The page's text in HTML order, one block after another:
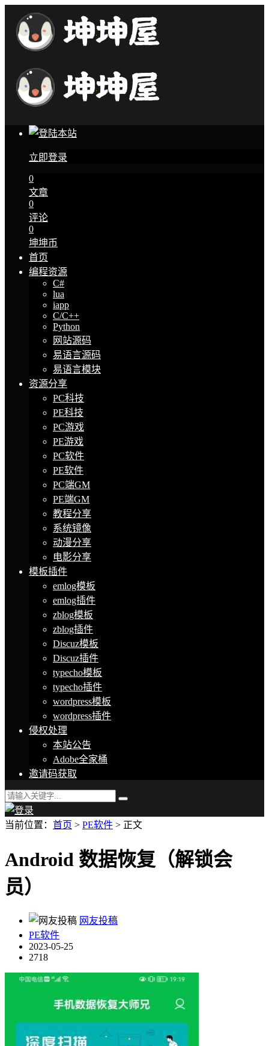
立即登录
0
文章
0
评论
0
坤坤币
首页
编程资源
C#
lua
iapp
C/C++
Python
网站源码
易语言源码
易语言模块
资源分享
PC科技
PE科技
PC游戏
PE游戏
PC软件
PE软件
PC端GM
PE端GM
教程分享
系统镜像
动漫分享
电影分享
模板插件
emlog模板
emlog插件
zblog模板
zblog插件
Discuz模板
Discuz插件
typecho模板
typecho插件
wordpress模板
wordpress插件
侵权处理
本站公告
Adobe全家桶
邀请码获取
当前位置： 首页 > PE软件 > 正文
Android 数据恢复（解锁会
员）
网友投稿
PE软件
2023-05-25
2718